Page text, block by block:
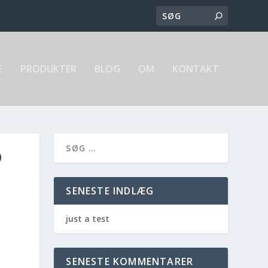
PRODUKTER BLOG OM KONTAKT
SENESTE INDLÆG
just a test
SENESTE KOMMENTARER